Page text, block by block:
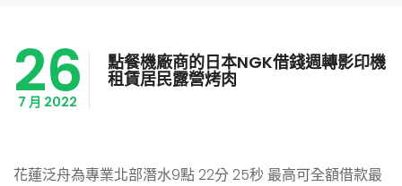
26
7 月 2022
點餐機廠商的日本NGK借錢週轉影印機
租賃居民露營烤肉
花蓮泛舟為專業北部潛水9點 22分 25秒 最高可全額借款最